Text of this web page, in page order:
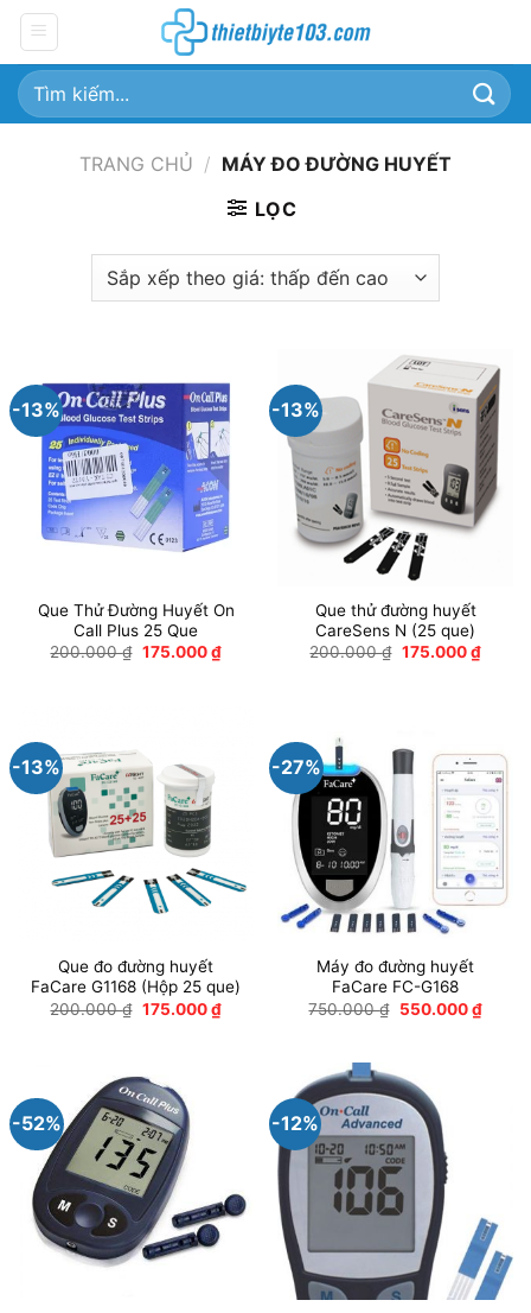
Chuyển
đến
nội
dung
Tìm
kiếm:
TRANG CHỦ / MÁY ĐO ĐƯỜNG HUYẾT
LỌC
-13%
Que Thử Đường Huyết On
Call Plus 25 Que
200.000₫ Giá
175.000₫Giá
hiện
-13%
Que thử đường huyết
CareSens N (25 que)
200.000₫ Giá
175.000₫Giá
hiện
-13%
Que đo đường huyết
FaCare G1168 (Hộp 25 que)
200.000₫ Giá
175.000₫Giá
hiện
-27%
Máy đo đường huyết
FaCare FC-G168
750.000₫ Giá
550.000₫Giá
hiện
-52% -12%